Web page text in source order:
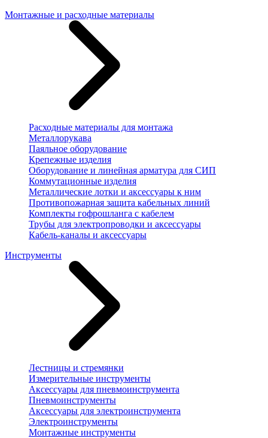
Монтажные и расходные материалы
Расходные материалы для монтажа
Металлорукава
Паяльное оборудование
Крепежные изделия
Оборудование и линейная арматура для СИП
Коммутационные изделия
Металлические лотки и аксессуары к ним
Противопожарная защита кабельных линий
Комплекты гофрошланга с кабелем
Трубы для электропроводки и аксессуары
Кабель-каналы и аксессуары
Инструменты
Лестницы и стремянки
Измерительные инструменты
Аксессуары для пневмоинструмента
Пневмоинструменты
Аксессуары для электроинструмента
Электроинструменты
Монтажные инструменты